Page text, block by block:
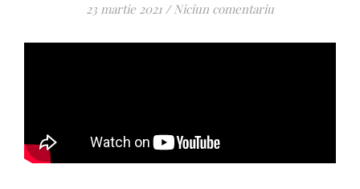
23 martie 2021 / Niciun comentariu